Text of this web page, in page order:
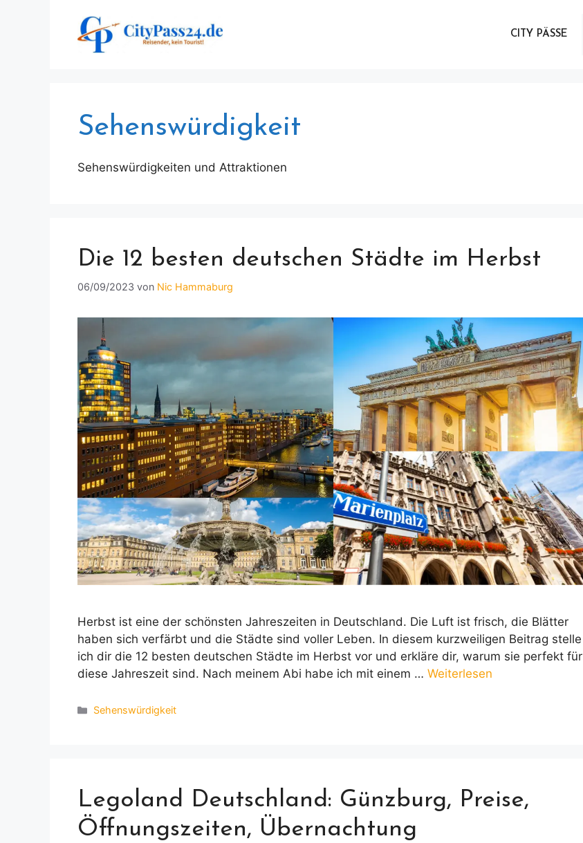
CITY PÄSSE
Sehenswürdigkeit
Sehenswürdigkeiten und Attraktionen
Die 12 besten deutschen Städte im Herbst
06/09/2023 von Nic Hammaburg
Herbst ist eine der schönsten Jahreszeiten in Deutschland. Die Luft ist frisch, die Blätter
haben sich verfärbt und die Städte sind voller Leben. In diesem kurzweiligen Beitrag stelle
ich dir die 12 besten deutschen Städte im Herbst vor und erkläre dir, warum sie perfekt für
diese Jahreszeit sind. Nach meinem Abi habe ich mit einem … Weiterlesen
Kategorien
Sehenswürdigkeit
Legoland Deutschland: Günzburg, Preise,
Öffnungszeiten, Übernachtung